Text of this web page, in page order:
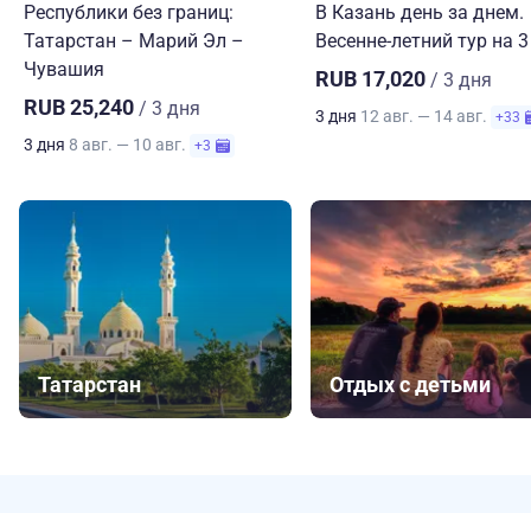
Республики без границ:
Татарстан – Марий Эл –
Чувашия
RUB 25,240 / 3 дня
3 дня 8 авг. — 10 авг. +3
В Казань день за днем.
Весенне-летний тур на
RUB 17,020 / 3 дня
3 дня 12 авг. — 14 авг. +33
Татарстан Отдых с детьми